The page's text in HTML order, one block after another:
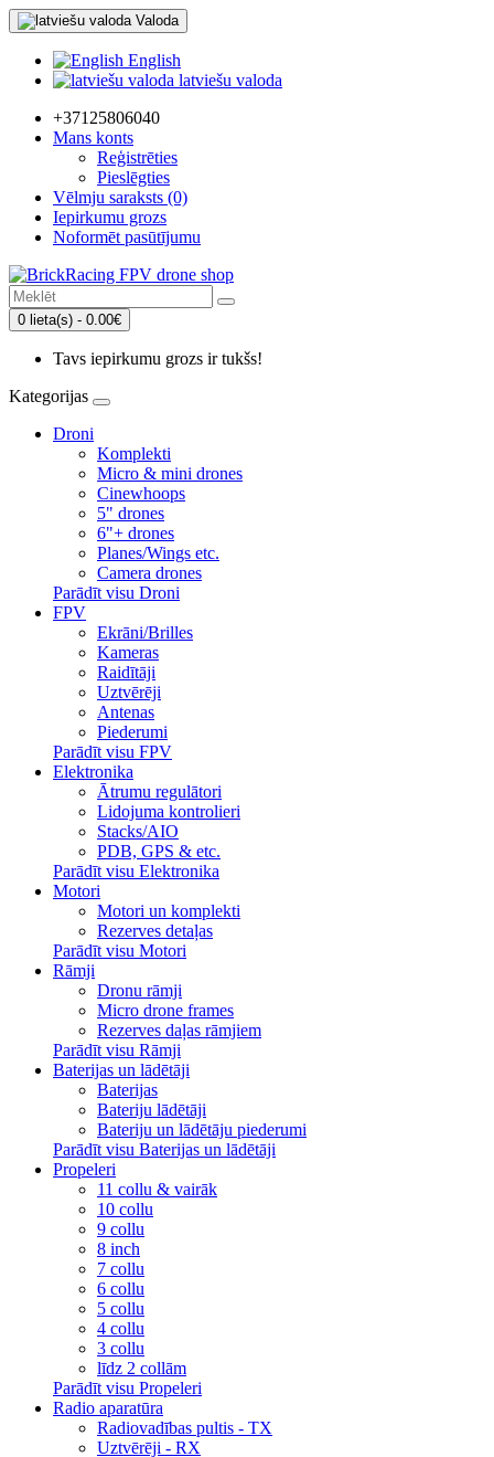
Valoda
English
latviešu valoda
+37125806040
Mans konts
Reģistrēties
Pieslēgties
Vēlmju saraksts (0)
Iepirkumu grozs
Noformēt pasūtījumu
0 lieta(s) - 0.00€
Tavs iepirkumu grozs ir tukšs!
Kategorijas
Droni
Komplekti
Micro & mini drones
Cinewhoops
5" drones
6"+ drones
Planes/Wings etc.
Camera drones
Parādīt visu Droni
FPV
Ekrāni/Brilles
Kameras
Raidītāji
Uztvērēji
Antenas
Piederumi
Parādīt visu FPV
Elektronika
Ātrumu regulātori
Lidojuma kontrolieri
Stacks/AIO
PDB, GPS & etc.
Parādīt visu Elektronika
Motori
Motori un komplekti
Rezerves detaļas
Parādīt visu Motori
Rāmji
Dronu rāmji
Micro drone frames
Rezerves daļas rāmjiem
Parādīt visu Rāmji
Baterijas un lādētāji
Baterijas
Bateriju lādētāji
Bateriju un lādētāju piederumi
Parādīt visu Baterijas un lādētāji
Propeleri
11 collu & vairāk
10 collu
9 collu
8 inch
7 collu
6 collu
5 collu
4 collu
3 collu
līdz 2 collām
Parādīt visu Propeleri
Radio aparatūra
Radiovadības pultis - TX
Uztvērēji - RX